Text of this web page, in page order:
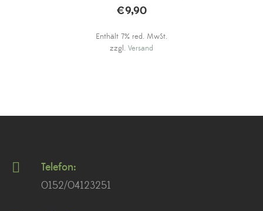
€9,90
Enthält 7% red. MwSt.
zzgl. Versand
Telefon:
0152/04123251